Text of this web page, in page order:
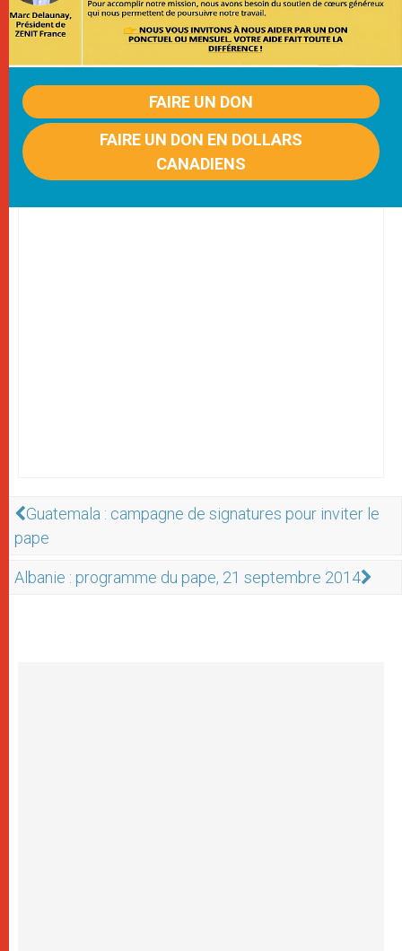
FAIRE UN DON
FAIRE UN DON EN DOLLARS
CANADIENS
Guatemala : campagne de signatures pour inviter le
pape
Albanie : programme du pape, 21 septembre 2014